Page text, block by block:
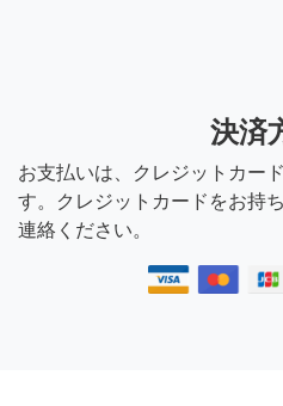
決済
お支払いは、クレジットカー
す。クレジットカードをお持
連絡ください。